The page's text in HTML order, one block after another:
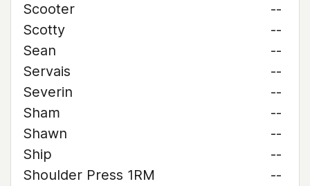
Scooter
--
Scotty
--
Sean
--
Servais
--
Severin
--
Sham
--
Shawn
--
Ship
--
Shoulder Press 1RM
--